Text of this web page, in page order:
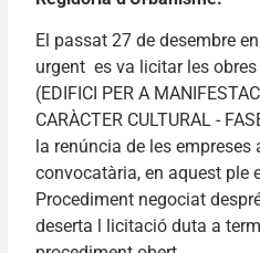
El passat 27 de desembre
urgent es va licitar les
(EDIFICI PER A
CARÀCTER CULTURAL -
la renúncia de les
convocatària, en aquest ple
Procediment negociat
deserta l licitació duta a